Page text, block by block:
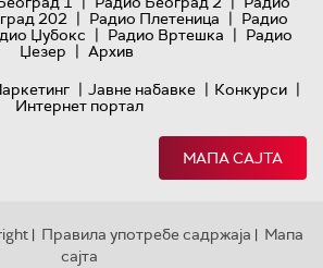
202 | Радио Плетеница | Радио
Џубокс | Радио Вртешка | Радио
Џезер | Архив
| Јавне набавке | Конкурси |
Интернет портал
МАПА САЈТА
| Правила употребе садржаја | Мапа
сајта